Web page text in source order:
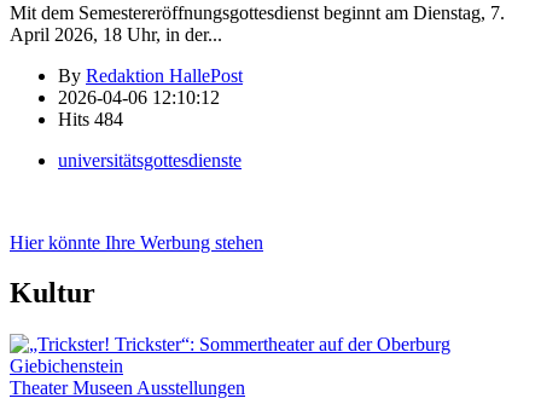
Mit dem Semestereröffnungsgottesdienst beginnt am Dienstag, 7.
April 2026, 18 Uhr, in der...
By Redaktion HallePost
2026-04-06 12:10:12
Hits 484
universitätsgottesdienste
Hier könnte Ihre Werbung stehen
Kultur
Theater Museen Ausstellungen